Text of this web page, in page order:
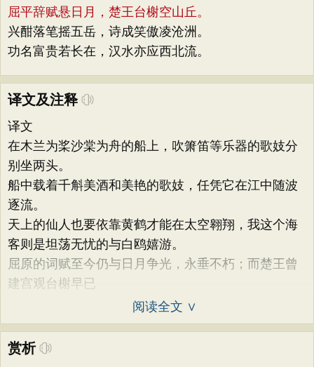
屈平辞赋悬日月，楚王台榭空山丘。
兴酣落笔摇五岳，诗成笑傲凌沧洲。
功名富贵若长在，汉水亦应西北流。
译文及注释
译文
在木兰为桨沙棠为舟的船上，吹箫笛等乐器的歌妓分
别坐两头。
船中载着千斛美酒和美艳的歌妓，任凭它在江中随波
逐流。
天上的仙人也要依靠黄鹤才能在太空翱翔，我这个海
客则是坦荡无忧的与白鸥嬉游。
屈原的词赋至今仍与日月争光，永垂不朽；而楚王曾
建宫观台榭早已
阅读全文 ∨
赏析